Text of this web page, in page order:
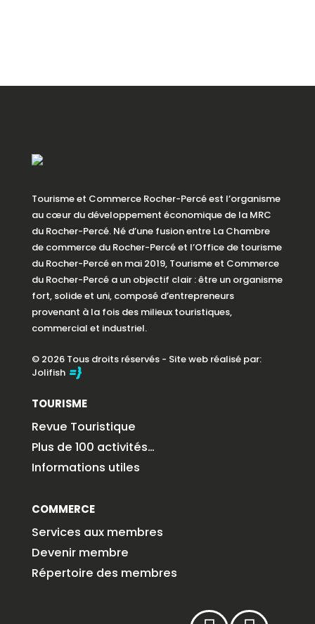
Tourisme et Commerce Rocher-Percé est l’organisme
au cœur du développement économique de la MRC
du Rocher-Percé. Né d’une fusion entre La Chambre
de commerce du Rocher-Percé et l’Office de tourisme
du Rocher-Percé en mai 2019, Tourisme et Commerce
du Rocher-Percé a un objectif clair : être un organisme
fort, solide et uni, composé d’entrepreneurs
provenant à la fois des milieux touristiques,
commercial et industriel.
© 2026 Tous droits réservés - Site web réalisé par:
Jolifish
TOURISME
Revue Touristique
Plus de 100 activités…
Informations utiles
COMMERCE
Services aux membres
Devenir membre
Répertoire des membres